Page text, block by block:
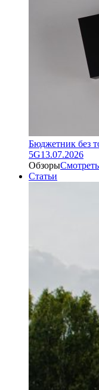
Бюджетник без
5G13.07.2026
Обзоры
Статьи